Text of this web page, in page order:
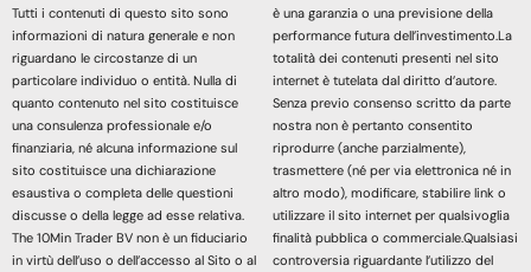
Tutti i contenuti di questo sito sono
informazioni di natura generale e non
riguardano le circostanze di un
particolare individuo o entità. Nulla di
quanto contenuto nel sito costituisce
una consulenza professionale e/o
finanziaria, né alcuna informazione sul
sito costituisce una dichiarazione
esaustiva o completa delle questioni
discusse o della legge ad esse relativa.
The 10Min Trader BV non è un fiduciario
in virtù dell’uso o dell’accesso al Sito o al
è una garanzia o una previsione della
performance futura dell’investimento.La
totalità dei contenuti presenti nel sito
internet è tutelata dal diritto d’autore.
Senza previo consenso scritto da parte
nostra non è pertanto consentito
riprodurre (anche parzialmente),
trasmettere (né per via elettronica né in
altro modo), modificare, stabilire link o
utilizzare il sito internet per qualsivoglia
finalità pubblica o commerciale.Qualsiasi
controversia riguardante l’utilizzo del